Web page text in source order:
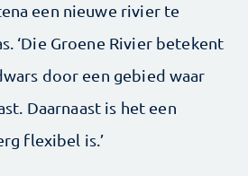
een nieuwe rivier te
‘Die Groene Rivier betekent
door een gebied waar
Daarnaast is het een
flexibel is.’